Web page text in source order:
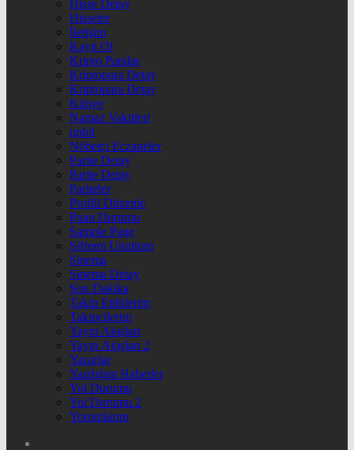
Hisse Detay
Hisseler
İletişim
Kayıt Ol
Kripto Paralar
Kriptopara Detay
Kriptopara Detay
Künye
Namaz Vakitleri
nnbil
Nöbetçi Eczaneler
Parite Detay
Parite Detay
Pariteler
Profili Düzenle
Puan Durumu
Sample Page
Şifremi Unuttum
Sinema
Sinema Detay
Son Dakika
Takip Ettiklerim
Takipçilerim
Yayın Akışları
Yayın Akışları 2
Yazarlar
Yazdığım Haberler
Yol Durumu
Yol Durumu 2
Yorumlarım